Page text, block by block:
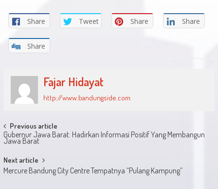
Share Tweet Share Share
Share
Fajar Hidayat
http://www.bandungside.com
Post
navigation
Previous article
Gubernur Jawa Barat: Hadirkan Informasi Positif Yang Membangun
Jawa Barat
Next article
Mercure Bandung City Centre Tempatnya “Pulang Kampung”